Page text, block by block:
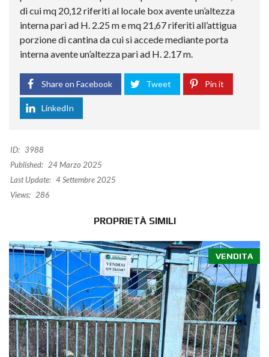
di cui mq 20,12 riferiti al locale box avente un’altezza
interna pari ad H. 2.25 m e mq 21,67 riferiti all’attigua
porzione di cantina da cui si accede mediante porta
interna avente un’altezza pari ad H. 2.17 m.
Share on Facebook Tweet Pin it
LinkedIn
ID: 3988
Published: 24 Marzo 2025
Last Update: 4 Settembre 2025
Views: 286
PROPRIETÀ SIMILI
VENDITA